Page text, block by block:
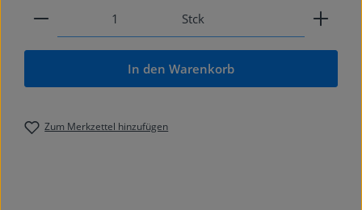
Produkt Anzahl: Gib den gewünschten Wert ein
Stck
In den Warenkorb
Zum Merkzettel hinzufügen